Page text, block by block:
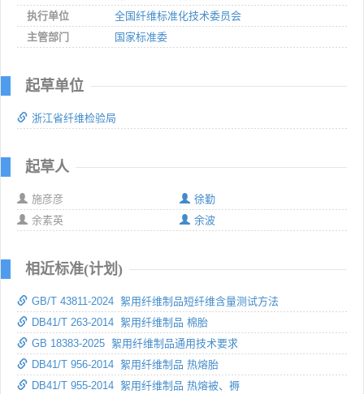
执行单位
全国纤维标准化技术委员会
主管部门
国家标准委
起草单位
浙江省纤维检验局
起草人
施彦彦
徐勤
余素英
余波
相近标准(计划)
GB/T 43811-2024 絮用纤维制品短纤维含量测试方法
DB41/T 263-2014 絮用纤维制品 棉胎
GB 18383-2025 絮用纤维制品通用技术要求
DB41/T 956-2014 絮用纤维制品 热熔胎
DB41/T 955-2014 絮用纤维制品 热熔被、褥